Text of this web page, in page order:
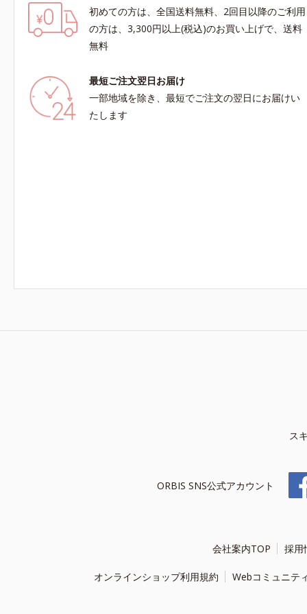
初めての方は、全国送料無料、2回目以降のご利用
の方は、3,300円以上(税込)のお買い上げで、送料
無料
最短ご注文翌日お届け
一部地域を除き、最短でご注文の翌日にお届けい
たします
ス
ORBIS SNS公式アカウント
会社案内TOP 採用
オンラインショップ利用規約 Webコミュニテ